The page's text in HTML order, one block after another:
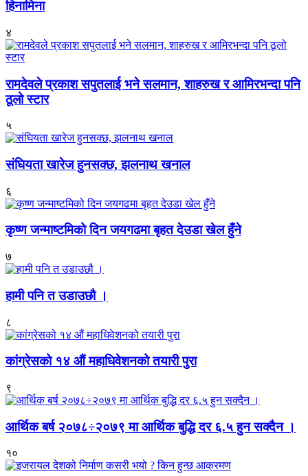
हिनामिना
४
रामदेवले प्रकाश सपुतलाई भने सलमान, शाहरुख र आमिरभन्दा पनि
ठूलो स्टार
५
संघियता खारेज हुनसक्छ, झलनाथ खनाल
६
कृष्ण जन्माष्टमिको दिन जयगढमा बृहत देउडा खेल हुँने
७
हामी पनि त उडाउछौ ।
८
कांग्रेसको १४ औं महाधिवेशनको तयारी पुरा
९
आर्थिक बर्ष २०७८÷२०७९ मा आर्थिक बुद्धि दर ६.५ हुन सक्दैन ।
१०